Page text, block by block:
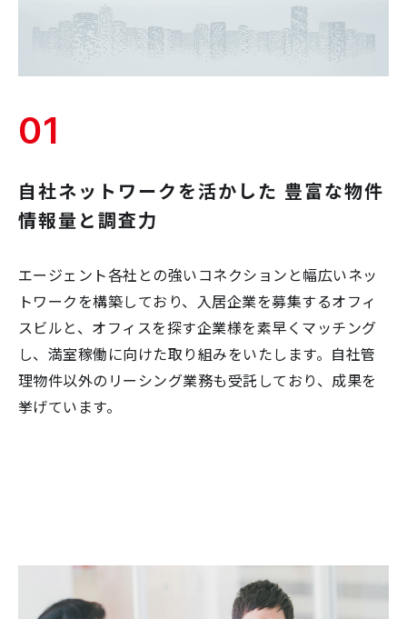
01
自社ネットワークを活かした 豊富な物件
情報量と調査力
エージェント各社との強いコネクションと幅広いネッ
トワークを構築しており、入居企業を募集するオフィ
スビルと、オフィスを探す企業様を素早くマッチング
し、満室稼働に向けた取り組みをいたします。自社管
理物件以外のリーシング業務も受託しており、成果を
挙げています。